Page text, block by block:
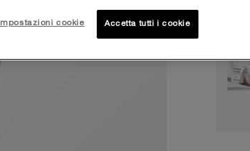
Impostazioni cookie Accetta tutti i cookie